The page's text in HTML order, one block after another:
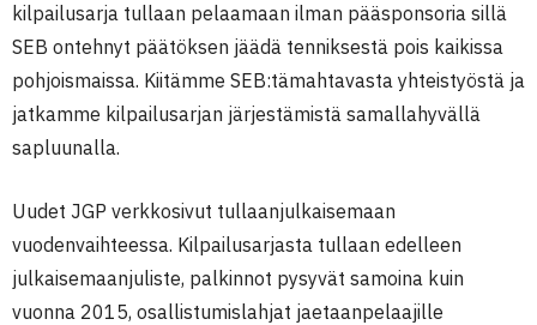
kilpailusarja tullaan pelaamaan ilman pääsponsoria sillä
SEB ontehnyt päätöksen jäädä tenniksestä pois kaikissa
pohjoismaissa. Kiitämme SEB:tämahtavasta yhteistyöstä ja
jatkamme kilpailusarjan järjestämistä samallahyvällä
sapluunalla.
Uudet JGP verkkosivut tullaanjulkaisemaan
vuodenvaihteessa. Kilpailusarjasta tullaan edelleen
julkaisemaanjuliste, palkinnot pysyvät samoina kuin
vuonna 2015, osallistumislahjat jaetaanpelaajille